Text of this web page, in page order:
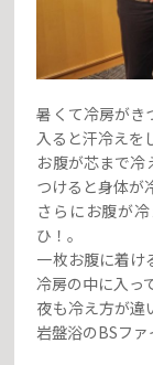
暑くて冷房がき
入ると汗冷えを
お腹が芯まで冷
つけると身体が
さらにお腹が
ひ！。
一枚お腹に着け
冷房の中に入っ
夜も冷え方が違
岩盤浴のBSファ